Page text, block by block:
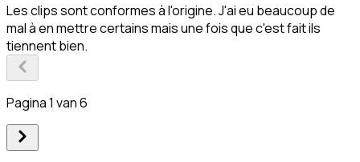
Les clips sont conformes à l'origine. J'ai eu beaucoup de
mal à en mettre certains mais une fois que c'est fait ils
tiennent bien.
Pagina 1 van 6